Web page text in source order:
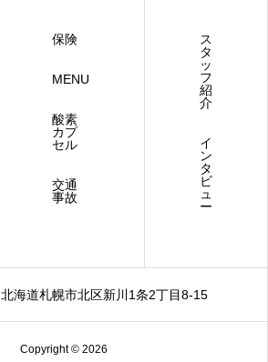
保険
MENU
酸素
カプ
セル
交通
事故
ス
タ
ッ
フ
紹
介
イ
ン
タ
ビ
ュ
ー
北海道札幌市北区新川1条2丁目8-15
Copyright © 2026